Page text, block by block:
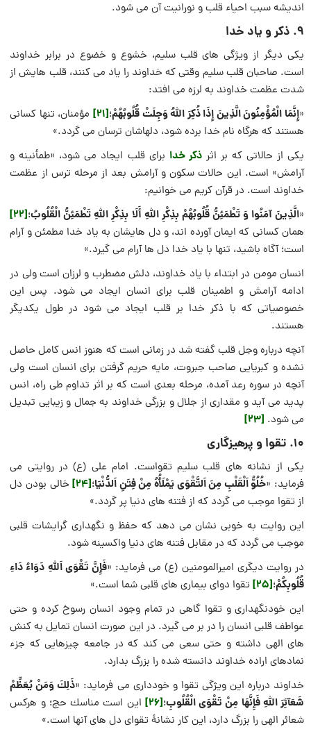
اندیشه سبب احیاء قلب و نورانیت آن می شود.
۹. ذکر و یاد خدا
یکی دیگر از ویژگی های قلب سلیم، خشوع و خضوع در برابر خداوند
است. صاحبان قلب سلیم وقتی که خداوند را یاد می کنند، قلب هایش از
شدت عظمت خداوند به لرزه می افتد:
«إِنَّمَا الْمُؤْمِنُونَ الَّذِينَ إِذَا ذُكِرَ اللَّهُ وَجِلَتْ قُلُوبُهُمْ؛[21]
مؤمنان، تنها كسانى
هستند كه هرگاه نام خدا برده شود، دلهاشان ترسان می گردد.»
یکی از حالاتی که بر اثرذکر خدا برای قلب ایجاد می شود، «طمأنینه و
آرامش» است. این حالات سکون و آرامش بعد از مرحله ترس از عظمت
خداوند است. در قرآن کریم می خوانیم:
«الَّذِينَ آمَنُوا وَ تَطْمَئِنُّ قُلُوبُهُمْ بِذِكْرِ اللَّهِ أَلَا بِذِكْرِ اللَّهِ تَطْمَئِنُّ الْقُلُوبُ؛[22]
همان كسانى كه ايمان آورده اند، و دل هايشان به ياد خدا مطمئن و آرام
است؛ آگاه باشيد، تنها با ياد خدا دل ها آرام مى گيرد.»
انسان مومن در ابتداء با یاد خداوند، دلش مضطرب و لرزان است ولی در
ادامه آرامش و اطمینان قلب برای انسان ایجاد می شود. پس این
خصوصیاتی که با ذکر خدا بر قلب ایجاد می شود در طول یکدیگر
هستند.
آنچه درباره وجل قلب گفته شد در زمانی است که هنوز انس کامل حاصل
نشده و کبریایی صاحب جبروت، مایه حریم گرفتن برای انسان است ولی
آنچه در سوره رعد آمده، مرحله بعدی است که بر اثر تداوم طی راه، انس
پدید می آید و مقداری از جلال و بزرگی خداوند به جمال و زیبایی تبدیل
می شود. [23]
۱۰. تقوا و پرهیزگاری
یکی از نشانه های قلب سلیم تقواست. امام علی (ع) در روایتی می
فرماید: «خُلُوُّ اَلْقَلْبِ مِنَ اَلتَّقْوَى يَمْلَأُهُ مِنْ فِتَنِ اَلدُّنْيَا؛[24]
خالی بودن دل
از تقوا موجب می گردد که از فتنه های دنیا پر گردد.»
این روایت به خوبی نشان می دهد که حفظ و نگهداری گرایشات قلبی
موجب می گردد که در مقابل فتنه های دنیا واکسینه شود.
در روایت دیگری امیرالمومنین (ع) می فرماید: «فَإِنَّ تَقْوَى اَللَّهِ دَوَاءُ دَاءِ
قُلُوبِكُمْ؛[25]
تقوا دوای بیماری های قلبی شما است.»
این خودنگهداری و تقوا گاهی در تمام وجود انسان رسوخ کرده و حتی
عواطف قلبی انسان را در بر می گیرد. در این صورت انسان تمایل به کنش
های الهی داشته و حتی سعی می کند که در جامعه چیزهایی که جزء
نمادهای اراده خداوند دانسته شده را بزرگ بدارد.
خداوند درباره این ویژگی تقوا و خودداری می فرماید: «ذَلِكَ وَمَنْ يُعَظِّمْ
شَعَآئِرَ اللَّهِ فَإِنَّهَا مِنْ تَقْوَى الْقُلُوبِ؛[26]
اين است مناسك حج؛ و هركس
شعائر الهى را بزرگ دارد، اين كار نشانۀ تقواى دل هاى آنها است.»